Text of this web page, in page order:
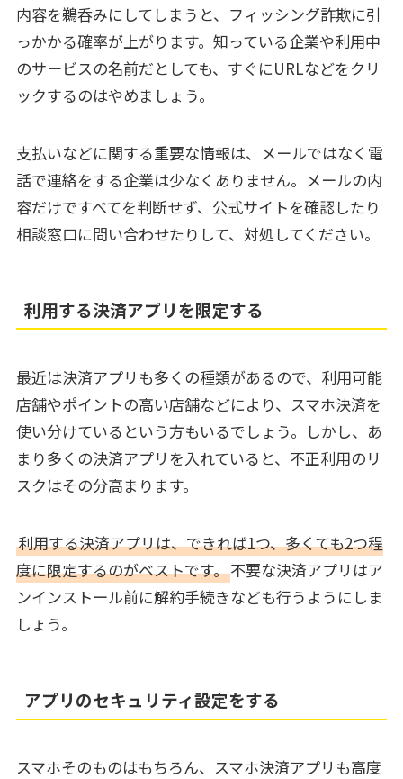
内容を鵜呑みにしてしまうと、フィッシング詐欺に引
っかかる確率が上がります。知っている企業や利用中
のサービスの名前だとしても、すぐにURLなどをクリ
ックするのはやめましょう。
支払いなどに関する重要な情報は、メールではなく電
話で連絡をする企業は少なくありません。メールの内
容だけですべてを判断せず、公式サイトを確認したり
相談窓口に問い合わせたりして、対処してください。
利用する決済アプリを限定する
最近は決済アプリも多くの種類があるので、利用可能
店舗やポイントの高い店舗などにより、スマホ決済を
使い分けているという方もいるでしょう。しかし、あ
まり多くの決済アプリを入れていると、不正利用のリ
スクはその分高まります。
利用する決済アプリは、できれば1つ、多くても2つ程
度に限定するのがベストです。不要な決済アプリはア
ンインストール前に解約手続きなども行うようにしま
しょう。
アプリのセキュリティ設定をする
スマホそのものはもちろん、スマホ決済アプリも高度